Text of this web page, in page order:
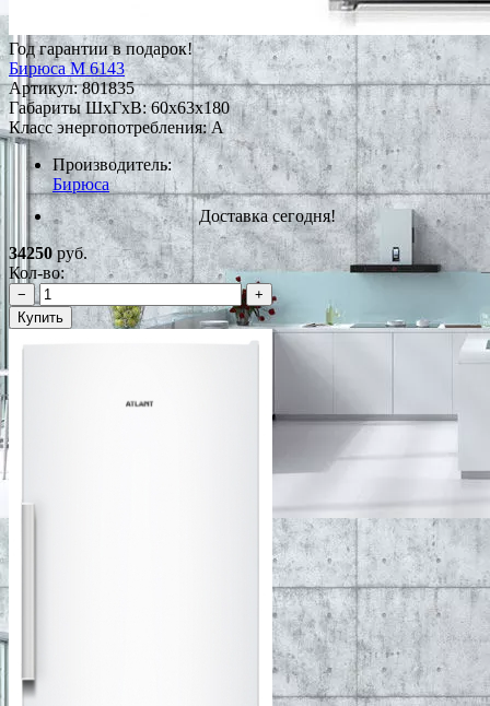
Год гарантии в подарок!
Бирюса M 6143
Артикул:801835
Габариты ШxГxВ: 60x63x180
Класс энергопотребления: A
Производитель:
Бирюса
Доставка сегодня!
34250руб.
Кол-во:
−
+
Купить